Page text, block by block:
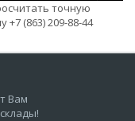
точную
(863) 209-88-44
Вам